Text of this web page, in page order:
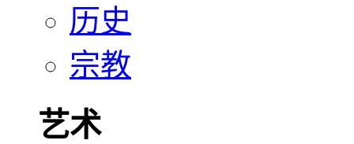
历史
宗教
艺术